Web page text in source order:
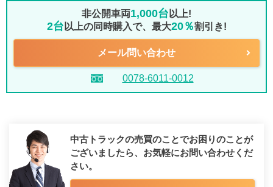
非公開車両1,000台 以上!
2台 以上の同時購入で、最大20％割引き!
メール問い合わせ
0078-6011-0012
中古トラックの売買のことでお困りのことが
ございましたら、 お気軽にお問い合わせくだ
さい。